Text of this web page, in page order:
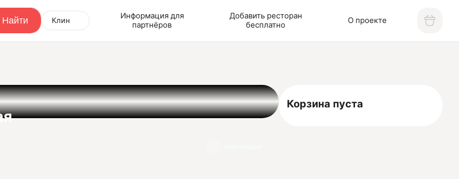
Клин
Информация для
партнёров
Добавить ресторан
бесплатно
О проекте
Корзина пуста